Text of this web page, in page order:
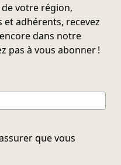
votre région,
adhérents, recevez
dans notre
pas à vous abonner !
que vous